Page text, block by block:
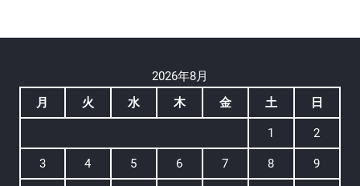
2026年8月
月
火 水 木 金 土 日
1 2
3 4 5 6 7 8 9